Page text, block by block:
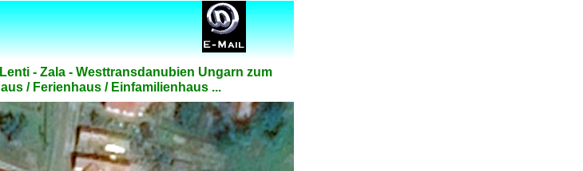
- Zala - Westtransdanubien Ungarn zum
/ Ferienhaus / Einfamilienhaus ...